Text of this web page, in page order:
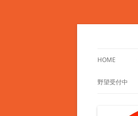
コ
ツ
へ
ッ
HOME
野望受付中